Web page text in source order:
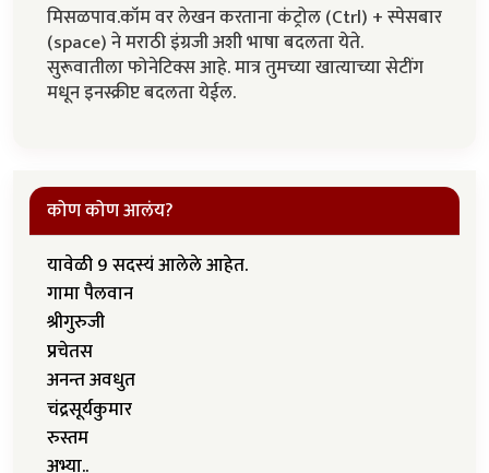
मिसळपाव.कॉम वर लेखन करताना कंट्रोल (Ctrl) + स्पेसबार
(space) ने मराठी इंग्रजी अशी भाषा बदलता येते.
सुरूवातीला फोनेटिक्स आहे. मात्र तुमच्या खात्याच्या सेटींग
मधून इनस्क्रीप्ट बदलता येईल.
कोण कोण आलंय?
यावेळी 9 सदस्यं आलेले आहेत.
गामा पैलवान
श्रीगुरुजी
प्रचेतस
अनन्त अवधुत
चंद्रसूर्यकुमार
रुस्तम
अभ्या..